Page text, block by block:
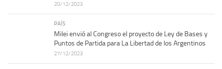
20/12/2023
PAÍS
Milei envió al Congreso el proyecto de Ley de Bases y
Puntos de Partida para La Libertad de los Argentinos
27/12/2023